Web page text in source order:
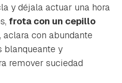
y déjala actuar una hora
frota con un cepillo
aclara con abundante
blanqueante y
remover suciedad